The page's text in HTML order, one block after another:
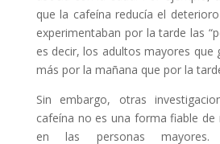
que la cafeína reducía el
experimentaban por la tarde las
es decir, los adultos mayores que
más por la mañana que por la
Sin embargo, otras
cafeína no es una forma fiable
en las personas